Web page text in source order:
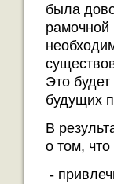
была
рамочной
Это
будущих
В
о том,
-